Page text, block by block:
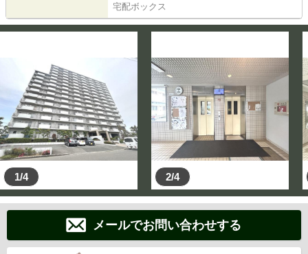
宅配ボックス
1/4 2/4
メールでお問い合わせする